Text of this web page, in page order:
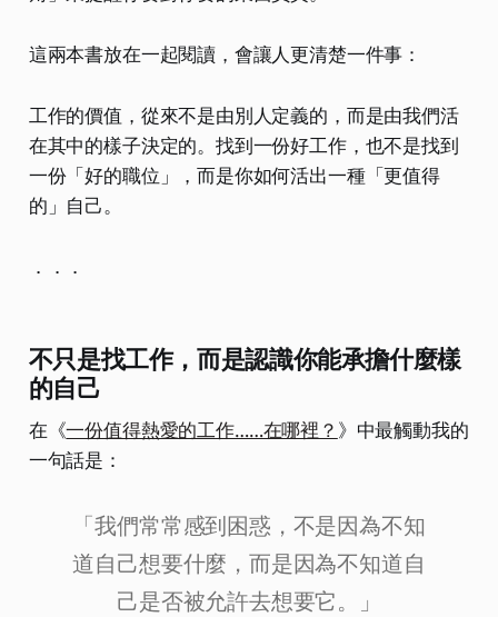
這兩本書放在一起閱讀，會讓人更清楚一件事：
工作的價值，從來不是由別人定義的，而是由我們活
在其中的樣子決定的。找到一份好工作，也不是找到
一份「好的職位」，而是你如何活出一種「更值得
的」自己。
．．．
不只是找工作，而是認識你能承擔什麼樣
的自己
在《一份值得熱愛的工作……在哪裡？ 》中最觸動我的
一句話是：
「我們常常感到困惑，不是因為不知
道自己想要什麼，而是因為不知道自
己是否被允許去想要它。」